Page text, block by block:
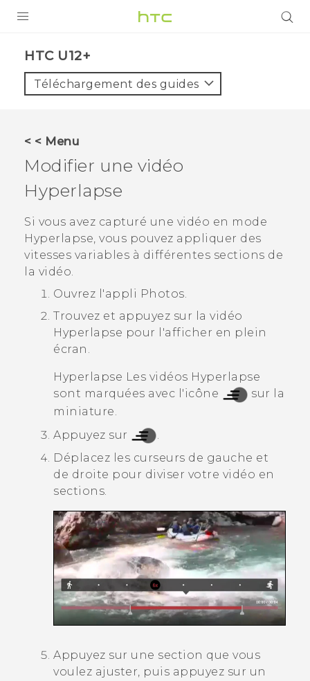
VIVE
VIVERSE
ASSISTANCE
Appareils HTC & Accessoires
Connexion
HTC U12+‎
Téléchargement des guides
< < Menu
Modifier une vidéo
Hyperlapse
Si vous avez capturé une vidéo en mode
Hyperlapse, vous pouvez appliquer des
vitesses variables à différentes sections de
la vidéo.
Ouvrez l'appli Photos.
Trouvez et appuyez sur la vidéo
Hyperlapse pour l'afficher en plein
écran.
Hyperlapse Les vidéos Hyperlapse
sont marquées avec l'icône
sur la
miniature.
Appuyez sur
Déplacez les curseurs de gauche et
de droite pour diviser votre vidéo en
sections.
Appuyez sur une section que vous
voulez ajuster, puis appuyez sur un